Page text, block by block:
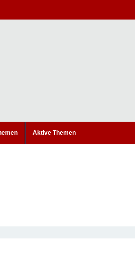
Aktive Themen